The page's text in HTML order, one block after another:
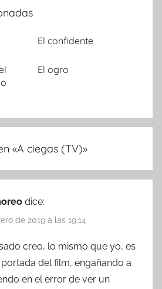
El confidente
El ogro
«A ciegas (TV)»
dice:
de 2019 a las 19:14
creo, lo mismo que yo, es
del film, engañando a
en el error de ver un